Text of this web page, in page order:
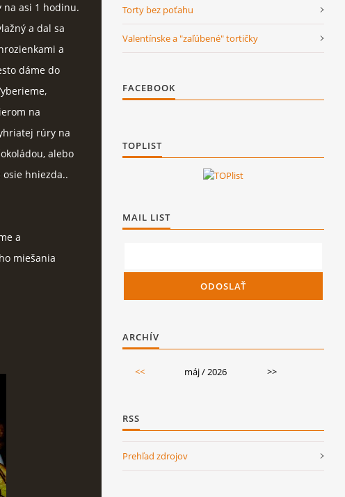
na asi 1 hodinu.
a dal sa
a
dáme do
na
rúry na
alebo
hniezda..
a
miešania
Torty bez poťahu
Valentínske a "zaľúbené" tortičky
FACEBOOK
TOPLIST
MAIL LIST
ARCHÍV
<< máj / 2026 >>
RSS
Prehľad zdrojov